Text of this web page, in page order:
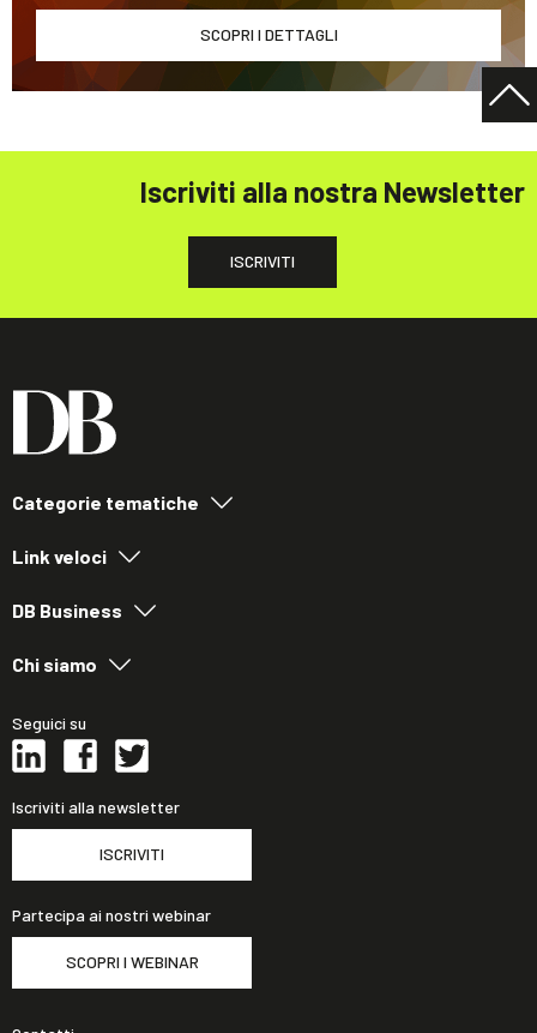
SCOPRI I DETTAGLI
Iscriviti alla nostra Newsletter
ISCRIVITI
Categorie tematiche
Link veloci
DB Business
Chi siamo
Seguici su
Iscriviti alla newsletter
ISCRIVITI
Partecipa ai nostri webinar
SCOPRI I WEBINAR